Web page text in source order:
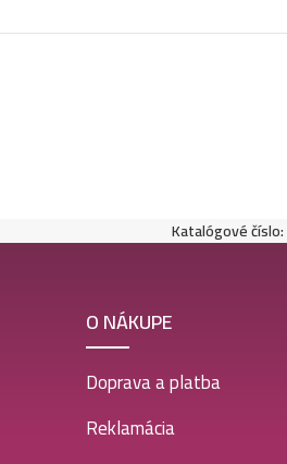
Katalógové číslo:
O NÁKUPE
Doprava a platba
Reklamácia